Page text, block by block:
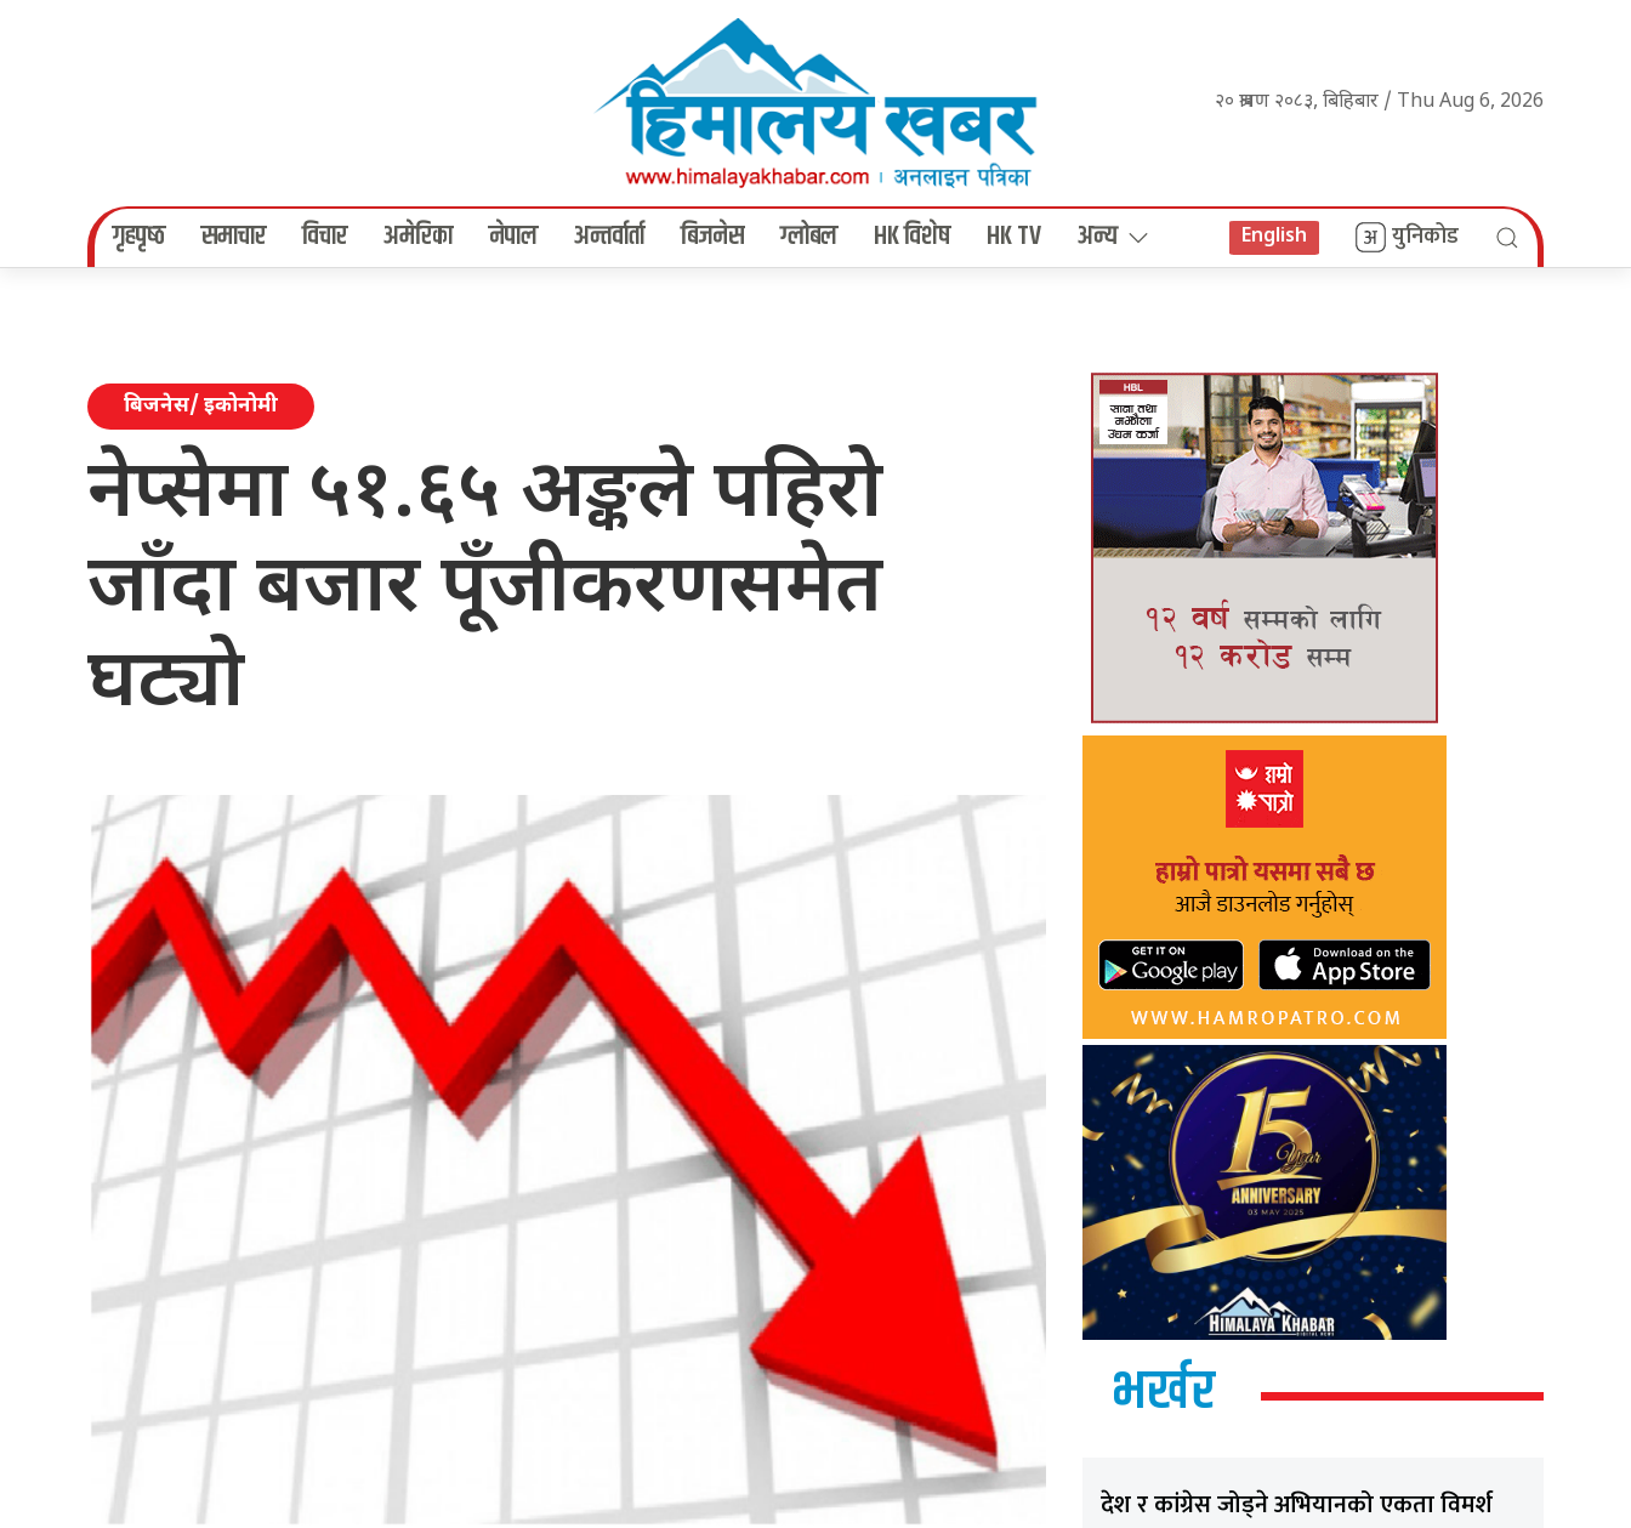
२० श्रावण २०८३, बिहिबार / Thu Aug 6, 2026
गृहपृष्‍ठ समाचार विचार अमेरिका नेपाल अन्तर्वार्ता बिजनेस ग्लोबल HK विशेष HK TV अन्य English युनिकोड
बिजनेस/ इकोनोमी
नेप्सेमा ५१.६५ अङ्कले पहिरो
जाँदा बजार पूँजीकरणसमेत
घट्यो
भर्खर
देश र कांग्रेस जोड्ने अभियानको एकता विमर्श